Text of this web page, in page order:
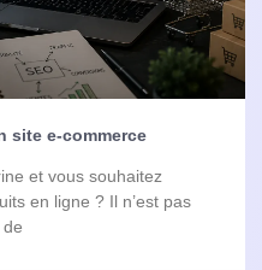
site e-commerce
et vous souhaitez
en ligne ? Il n’est pas